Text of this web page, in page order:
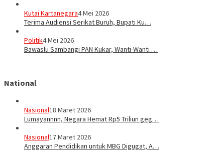
Kutai Kartanegara4 Mei 2026
Terima Audiensi Serikat Buruh, Bupati Ku…
Politik4 Mei 2026
Bawaslu Sambangi PAN Kukar, Wanti-Wanti …
National
Nasional18 Maret 2026
Lumayannnn, Negara Hemat Rp5 Triliun geg…
Nasional17 Maret 2026
Anggaran Pendidikan untuk MBG Digugat, A…